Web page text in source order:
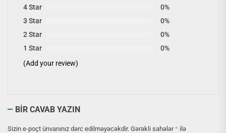
4 Star
0%
3 Star
0%
2 Star
0%
1 Star
0%
(Add your review)
BIR CAVAB YAZIN
Sizin e-poçt ünvanınız dərc edilməyəcəkdir. Gərəkli sahələr* ilə